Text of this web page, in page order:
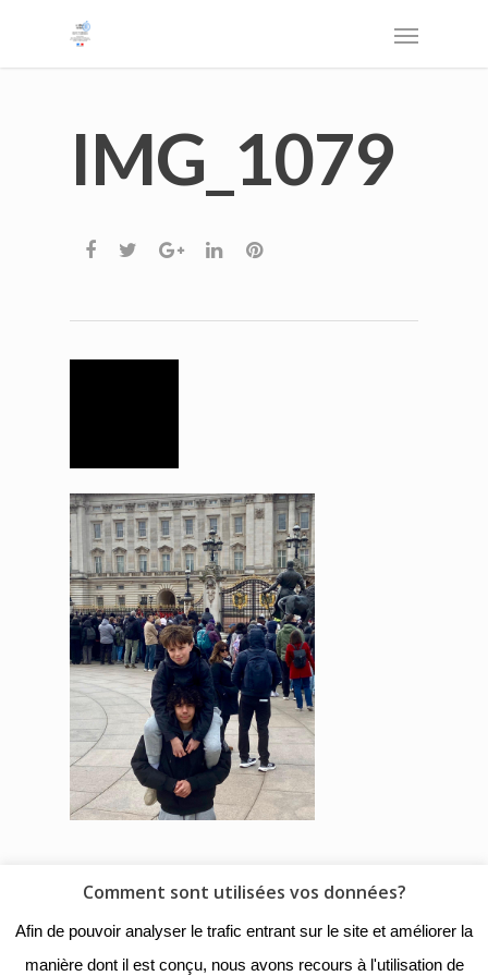
IMG_1079
© 2018 - Collège Henri de
Navarre |Mentions légales|
Comment sont utilisées vos données?
Afin de pouvoir analyser le trafic entrant sur le site et améliorer la
manière dont il est conçu, nous avons recours à l'utilisation de